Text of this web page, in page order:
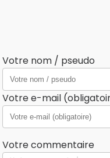
Votre nom / pseudo
Votre e-mail
Votre commentaire